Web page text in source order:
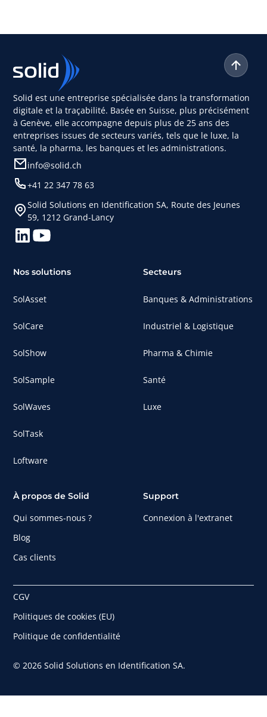
Solid est une entreprise spécialisée dans la transformation
digitale et la traçabilité. Basée en Suisse, plus précisément
à Genève, elle accompagne depuis plus de 25 ans des
entreprises issues de secteurs variés, tels que le luxe, la
santé, la pharma, les banques et les administrations.
info@solid.ch
+41 22 347 78 63
Solid Solutions en Identification SA, Route des Jeunes
59, 1212 Grand-Lancy
Nos solutions
SolAsset
SolCare
SolShow
SolSample
SolWaves
SolTask
Loftware
Secteurs
Banques & Administrations
Industriel & Logistique
Pharma & Chimie
Santé
Luxe
À propos de Solid
Qui sommes-nous ?
Blog
Cas clients
Support
Connexion à l'extranet
© 2026 Solid Solutions en Identification SA.
CGV
Politiques de cookies (EU)
Politique de confidentialité